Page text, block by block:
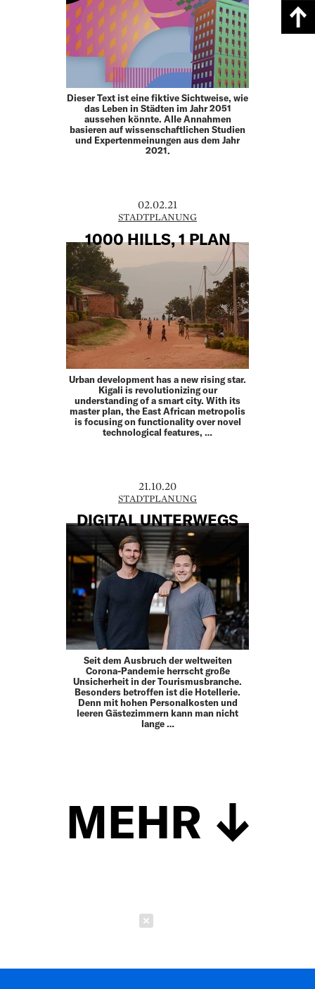
Dieser Text ist eine fiktive Sichtweise, wie
das Leben in Städten im Jahr 2051
aussehen könnte. Alle An­nahmen
basieren auf wissenschaftlichen Studien
und Expertenmeinungen aus dem Jahr
2021.
02.02.21
STADTPLANUNG
1000 HILLS, 1 PLAN
Urban development has a new rising star.
Kigali is revolutionizing our
understanding of a smart city. With its
master plan, the East African metropolis
is focusing on functionality over novel
technological features, …
21.10.20
STADTPLANUNG
DIGITAL UNTERWEGS
Seit dem Ausbruch der weltweiten
Corona-Pandemie herrscht große
Unsicherheit in der Tourismusbranche.
Besonders betroffen ist die Hotellerie.
Denn mit hohen Personalkosten und
leeren Gästezimmern kann man nicht
lange …
MEHR